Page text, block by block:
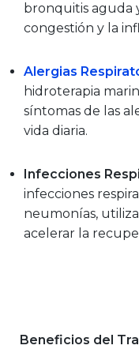
bronquitis aguda
congestión y la
Alergias
hidroterapia
síntomas de las
vida diaria.
Infecciones
infecciones
neumonías,
acelerar la
Beneficios del